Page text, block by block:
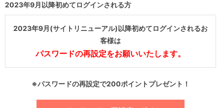
2023年9月以降初めてログインされる方
2023年9月(サイトリニューアル)以降初めてログインされるお
客様は
パスワードの再設定をお願いいたします。
※パスワードの再設定で200ポイントプレゼント！